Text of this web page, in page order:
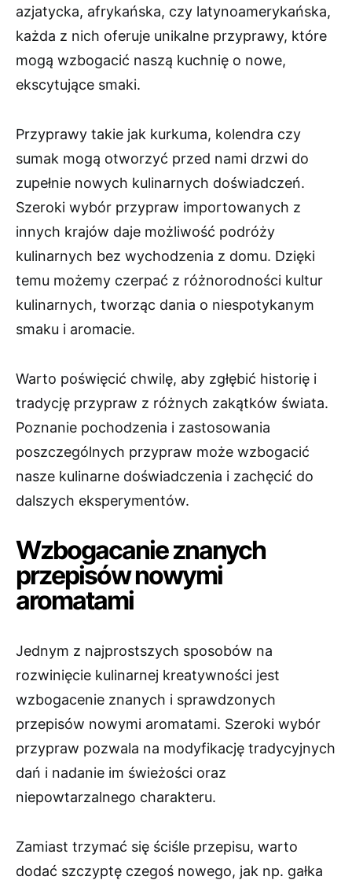
azjatycka, afrykańska, czy latynoamerykańska,
każda z nich oferuje unikalne przyprawy, które
mogą wzbogacić naszą kuchnię o nowe,
ekscytujące smaki.
Przyprawy takie jak kurkuma, kolendra czy
sumak mogą otworzyć przed nami drzwi do
zupełnie nowych kulinarnych doświadczeń.
Szeroki wybór przypraw importowanych z
innych krajów daje możliwość podróży
kulinarnych bez wychodzenia z domu. Dzięki
temu możemy czerpać z różnorodności kultur
kulinarnych, tworząc dania o niespotykanym
smaku i aromacie.
Warto poświęcić chwilę, aby zgłębić historię i
tradycję przypraw z różnych zakątków świata.
Poznanie pochodzenia i zastosowania
poszczególnych przypraw może wzbogacić
nasze kulinarne doświadczenia i zachęcić do
dalszych eksperymentów.
Wzbogacanie znanych
przepisów nowymi
aromatami
Jednym z najprostszych sposobów na
rozwinięcie kulinarnej kreatywności jest
wzbogacenie znanych i sprawdzonych
przepisów nowymi aromatami. Szeroki wybór
przypraw pozwala na modyfikację tradycyjnych
dań i nadanie im świeżości oraz
niepowtarzalnego charakteru.
Zamiast trzymać się ściśle przepisu, warto
dodać szczyptę czegoś nowego, jak np. gałka